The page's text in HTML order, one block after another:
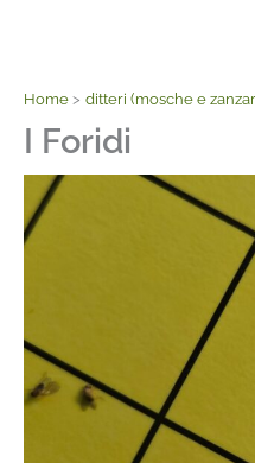
Home ditteri (mosche e
I Foridi